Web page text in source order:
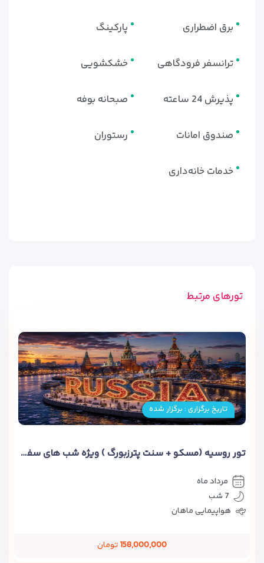
برق اضطراری پارکینگ
ترانسفر فرودگاهی خشکشویی
پذیرش 24 ساعته صبحانه بوفه
صندوق امانات رستوران
خدمات خانه‌داری
تورهای مرتبط
تاریخ برگزاری : برگزار شده
تور روسیه (مسکو + سنت پترزبورگ ) ویژه شب های سفید
مرداد ماه
7 شب
هواپیمایی ماهان
158,000,000تومان